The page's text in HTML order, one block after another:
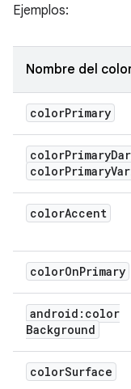
Ejemplos:
Nombre del
colorPrimary
colorPrimary
colorPrimary
colorAccent
colorOnPrimary
android:color
Background
colorSurface